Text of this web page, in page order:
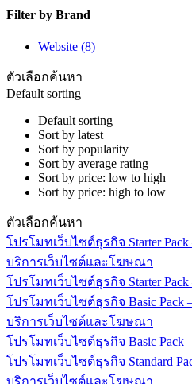
Filter by Brand
Website (8)
ตัวเลือกค้นหา
Default sorting
Default sorting
Sort by latest
Sort by popularity
Sort by average rating
Sort by price: low to high
Sort by price: high to low
ตัวเลือกค้นหา
โปรโมทเว็บไซต์ธุรกิจ Starter
บริการเว็บไซต์และโฆษณา
โปรโมทเว็บไซต์ธุรกิจ Starter
โปรโมทเว็บไซต์ธุรกิจ Basic Pack
บริการเว็บไซต์และโฆษณา
โปรโมทเว็บไซต์ธุรกิจ Basic Pack
โปรโมทเว็บไซต์ธุรกิจ Standard
บริการเว็บไซต์และโฆษณา